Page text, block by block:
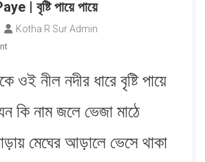
| বৃষ্টি পায়ে পায়ে
Kotha R Sur Admin
On
Paye
|
পায়ে
ওই নীল নদীর ধারে বৃষ্টি পায়ে
কি নাম জলে ভেজা মাঠে
মেঘের আড়ালে ভেসে থাকা